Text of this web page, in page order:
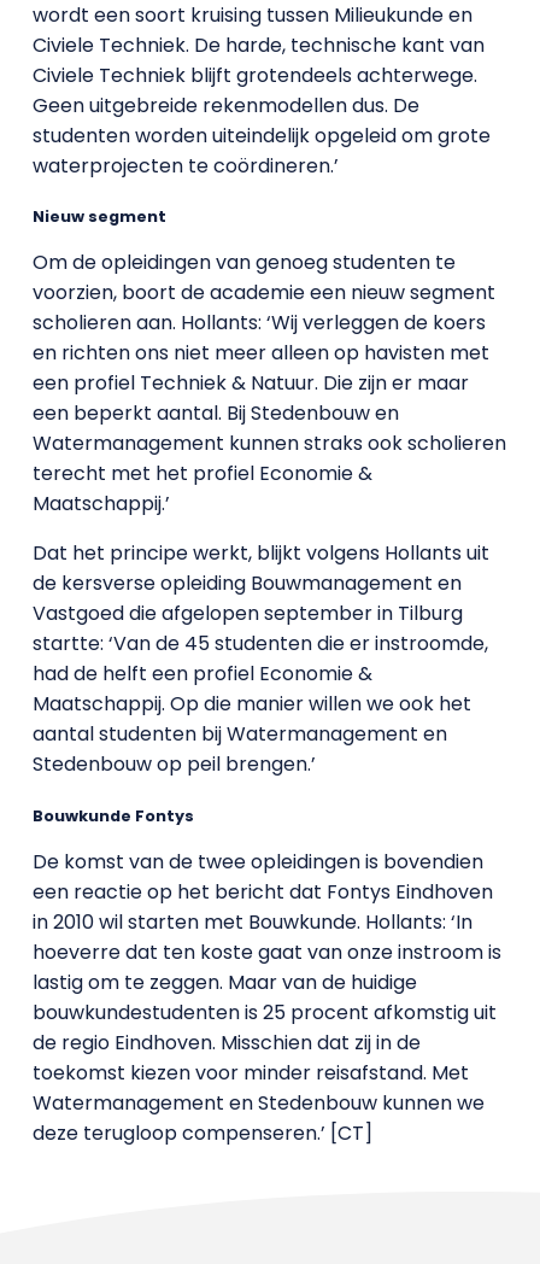
wordt een soort kruising tussen Milieukunde en
Civiele Techniek. De harde, technische kant van
Civiele Techniek blijft grotendeels achterwege.
Geen uitgebreide rekenmodellen dus. De
studenten worden uiteindelijk opgeleid om grote
waterprojecten te coördineren.’
Nieuw segment
Om de opleidingen van genoeg studenten te
voorzien, boort de academie een nieuw segment
scholieren aan. Hollants: ‘Wij verleggen de koers
en richten ons niet meer alleen op havisten met
een profiel Techniek & Natuur. Die zijn er maar
een beperkt aantal. Bij Stedenbouw en
Watermanagement kunnen straks ook scholieren
terecht met het profiel Economie &
Maatschappij.’
Dat het principe werkt, blijkt volgens Hollants uit
de kersverse opleiding Bouwmanagement en
Vastgoed die afgelopen september in Tilburg
startte: ‘Van de 45 studenten die er instroomde,
had de helft een profiel Economie &
Maatschappij. Op die manier willen we ook het
aantal studenten bij Watermanagement en
Stedenbouw op peil brengen.’
Bouwkunde Fontys
De komst van de twee opleidingen is bovendien
een reactie op het bericht dat Fontys Eindhoven
in 2010 wil starten met Bouwkunde. Hollants: ‘In
hoeverre dat ten koste gaat van onze instroom is
lastig om te zeggen. Maar van de huidige
bouwkundestudenten is 25 procent afkomstig uit
de regio Eindhoven. Misschien dat zij in de
toekomst kiezen voor minder reisafstand. Met
Watermanagement en Stedenbouw kunnen we
deze terugloop compenseren.’ [CT]